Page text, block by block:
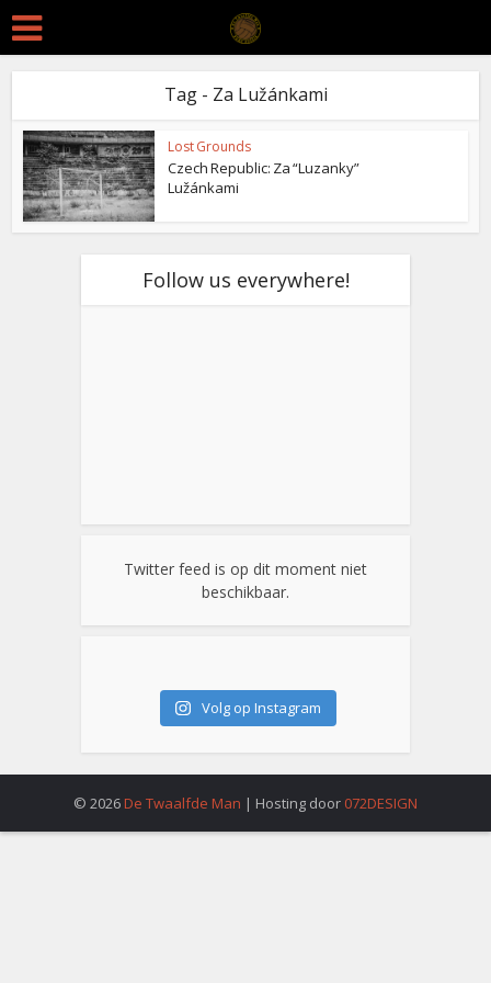
Tag - Za Lužánkami
Lost Grounds
Czech Republic: Za “Luzanky”
Lužánkami
Follow us everywhere!
Twitter feed is op dit moment niet
beschikbaar.
Volg op Instagram
© 2026 De Twaalfde Man | Hosting door 072DESIGN